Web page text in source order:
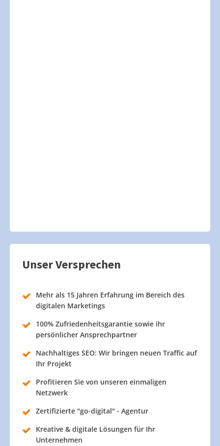
Unser Versprechen
Mehr als 15 Jahren Erfahrung im Bereich des
digitalen Marketings
100% Zufriedenheitsgarantie sowie ihr
persönlicher Ansprechpartner
Nachhaltiges SEO: Wir bringen neuen Traffic auf
Ihr Projekt
Profitieren Sie von unseren einmaligen
Netzwerk
Zertifizierte "go-digital" - Agentur
Kreative & digitale Lösungen für Ihr
Unternehmen